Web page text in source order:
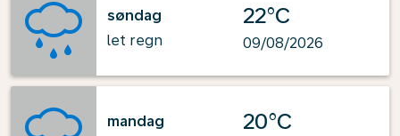
søndag
let regn
22°C
09/08/2026
mandag
20°C